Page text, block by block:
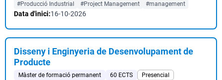
#Producció Industrial
#Project Management #management
Data d'inici:16-10-2026
Disseny i Enginyeria de Desenvolupament de
Producte
Màster de formació permanent 60 ECTS
Presencial